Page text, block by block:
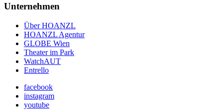
Unternehmen
Über HOANZL
HOANZL Agentur
GLOBE Wien
Theater im Park
WatchAUT
Entrello
facebook
instagram
youtube